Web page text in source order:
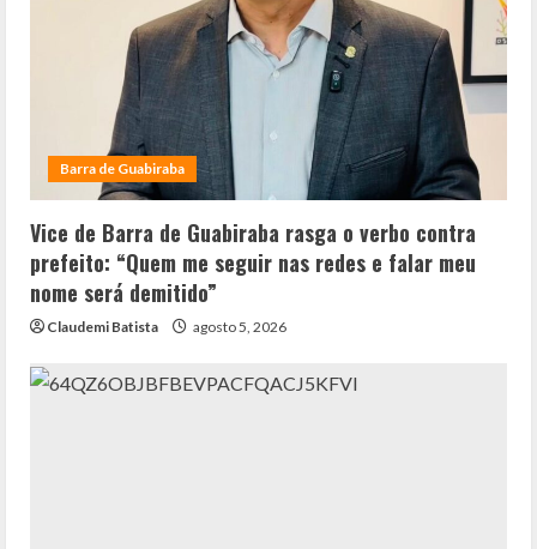
Barra de Guabiraba
Vice de Barra de Guabiraba rasga o verbo contra
prefeito: “Quem me seguir nas redes e falar meu
nome será demitido”
Claudemi Batista agosto 5, 2026